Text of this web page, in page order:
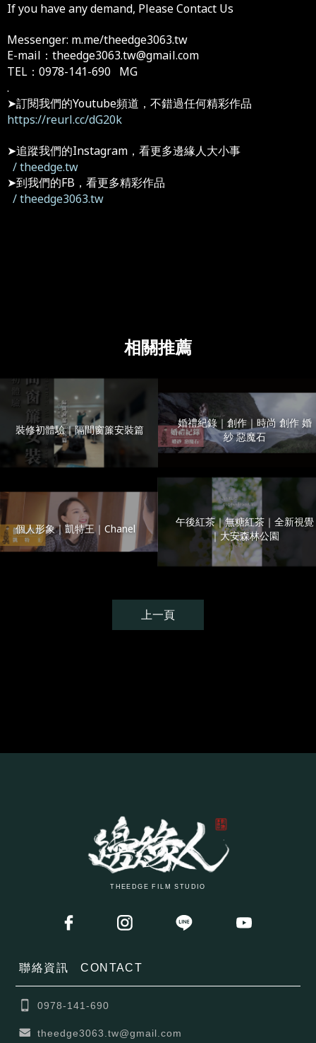
If you have any demand, Please Contact Us
Messenger: m.me/theedge3063.tw
E-mail：theedge3063.tw@gmail.com
TEL：0978-141-690 MG
.
➤訂閱我們的Youtube頻道，不錯過任何精彩作品
https://reurl.cc/dG20k
➤追蹤我們的Instagram，看更多邊緣人大小事
/ theedge.tw
➤到我們的FB，看更多精彩作品
/ theedge3063.tw
裝修初體驗｜隔間窗簾安裝篇
婚禮紀錄｜創作｜時尚 創作 婚
紗 惡魔石
個人形象｜凱特王｜Chanel
午後紅茶｜無糖紅茶｜全新視覺
｜大安森林公園
上一頁
聯絡資訊CONTACT
0978-141-690
theedge3063.tw@gmail.com
THEEDGE FILM STUDIO